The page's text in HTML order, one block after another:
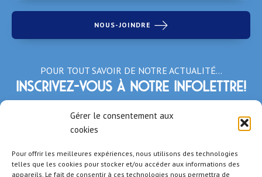
Gérer le consentement aux
cookies
Pour offrir les meilleures expériences, nous utilisons des technologies
telles que les cookies pour stocker et/ou accéder aux informations des
appareils. Le fait de consentir à ces technologies nous permettra de
NOUS-JOINDRE
POUR TOUT SAVOIR DE NOTRE ACTUALITÉ…
Inscrivez-vous à notre infolettre!
*Champs obligatoires